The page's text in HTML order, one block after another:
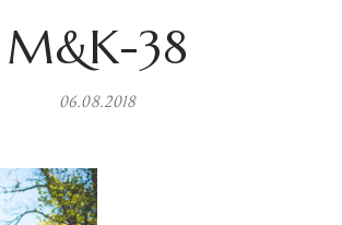
M&K-38
06.08.2018